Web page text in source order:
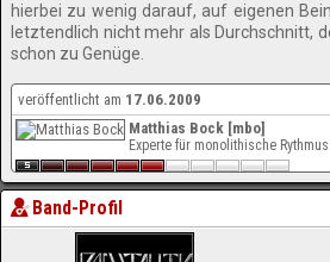
hierbei zu wenig darauf, auf eigenen
letztendlich nicht mehr als Durchschnitt,
schon zu Genüge.
veröffentlicht am 17.06.2009
Matthias Bock [mbo]
Experte für monolithische
Band-Profil